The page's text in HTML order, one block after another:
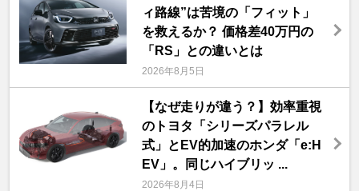
ィ路線”は苦境の「フィット」
を救えるか？ 価格差40万円の
「RS」との違いとは
2026年8月5日
【なぜ走りが違う？】効率重視
のトヨタ「シリーズパラレル
式」とEV的加速のホンダ「e:H
EV」。同じハイブリッ ...
2026年8月4日